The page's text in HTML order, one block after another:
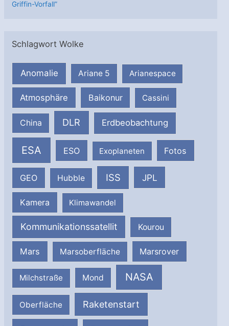
Griffin-Vorfall”
Schlagwort Wolke
Anomalie Ariane 5 Arianespace
Atmosphäre Baikonur Cassini
China DLR Erdbeobachtung
ESA ESO Exoplaneten Fotos
GEO Hubble ISS JPL
Kamera Klimawandel
Kommunikationssatellit Kourou
Mars Marsoberfläche Marsrover
Milchstraße Mond NASA
Oberfläche Raketenstart